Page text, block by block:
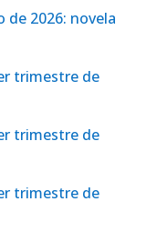
de 2026: novela
trimestre de
trimestre de
trimestre de